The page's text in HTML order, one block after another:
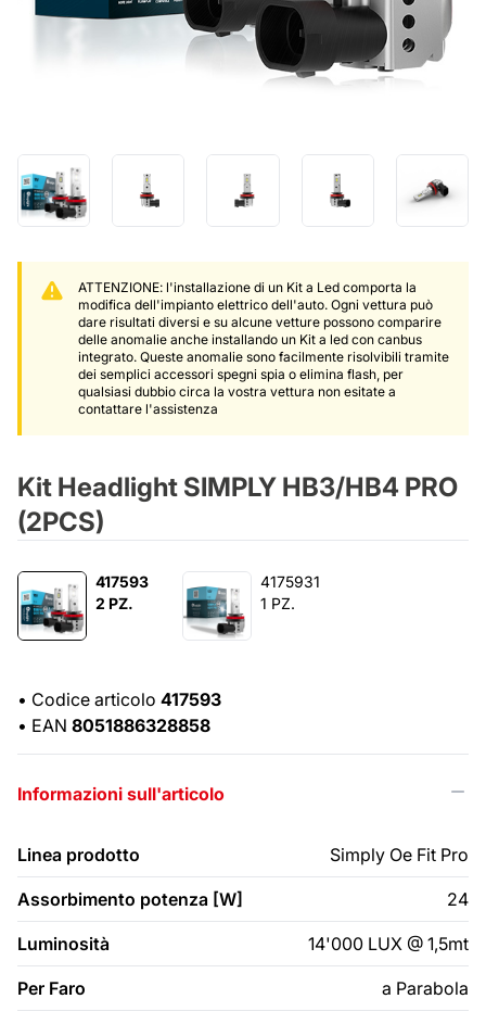
ATTENZIONE: l'installazione di un Kit a Led comporta la
modifica dell'impianto elettrico dell'auto. Ogni vettura può
dare risultati diversi e su alcune vetture possono comparire
delle anomalie anche installando un Kit a led con canbus
integrato. Queste anomalie sono facilmente risolvibili tramite
dei semplici accessori spegni spia o elimina flash, per
qualsiasi dubbio circa la vostra vettura non esitate a
contattare l'assistenza
Kit Headlight SIMPLY HB3/HB4 PRO
(2PCS)
417593
2 PZ.
4175931
1 PZ.
• Codice articolo 417593
• EAN 8051886328858
Informazioni sull'articolo
Linea prodotto Simply Oe Fit Pro
Assorbimento potenza [W] 24
Luminosità 14'000 LUX @ 1,5mt
Per Faro a Parabola